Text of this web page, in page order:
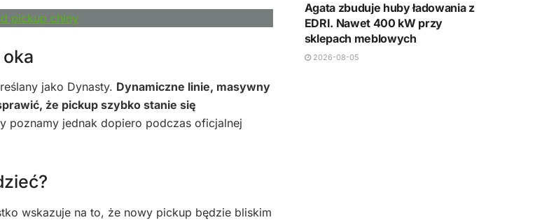
jako Dynasty. Dynamiczne linie, masywny
że pickup szybko stanie się
poznamy jednak dopiero podczas oficjalnej
wskazuje na to, że nowy pickup będzie bliskim
Agata zbuduje huby ładowania z
EDRI. Nawet 400 kW przy
sklepach meblowych
2026-08-05